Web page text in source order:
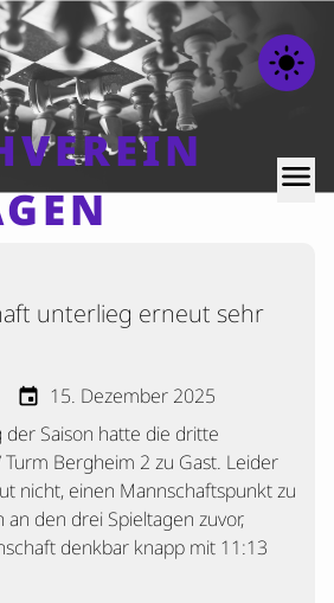
light_mode
menu
unterlieg erneut sehr
event 15. Dezember 2025
der Saison hatte die dritte
Bergheim 2 zu Gast. Leider
nicht, einen Mannschaftspunkt zu
den drei Spieltagen zuvor,
denkbar knapp mit 11:13